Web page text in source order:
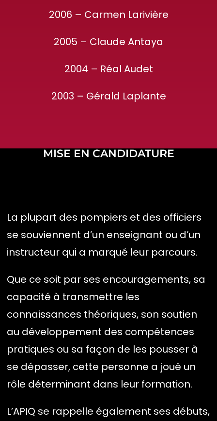
2006 – Carmen Larivière
2005 – Claude Antaya
2004 – Réal Audet
2003 – Gérald Laplante
MISE EN CANDIDATURE
La plupart des pompiers et des officiers
se souviennent d’un enseignant ou d’un
instructeur qui a marqué leur parcours.
Que ce soit par ses encouragements, sa
capacité à transmettre les
connaissances théoriques, son soutien
au développement des compétences
pratiques ou sa façon de les pousser à
se dépasser, cette personne a joué un
rôle déterminant dans leur formation.
L’APIQ se rappelle également ses débuts,